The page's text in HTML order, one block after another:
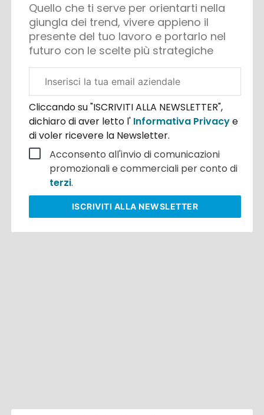
Quello che ti serve per orientarti nella
giungla dei trend, vivere appieno il
presente del tuo lavoro e portarlo nel
futuro con le scelte più strategiche
aziendale
Cliccando su "ISCRIVITI ALLA NEWSLETTER",
dichiaro di aver letto l' Informativa Privacye
di voler ricevere la Newsletter.
Acconsento all'invio di comunicazioni
promozionali e commerciali per conto di
terzi.
ISCRIVITI ALLA NEWSLETTER